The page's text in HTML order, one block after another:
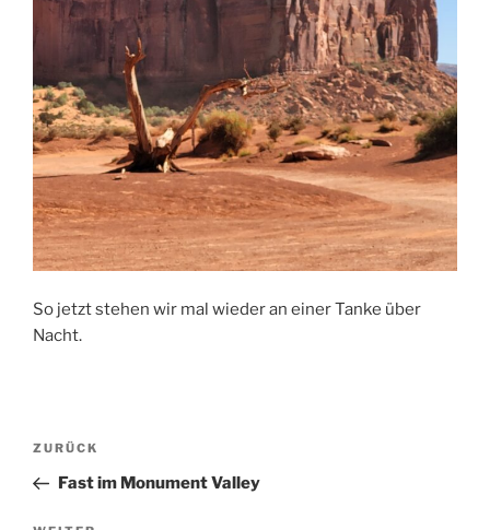
So jetzt stehen wir mal wieder an einer Tanke über
Nacht.
Beitragsnavigation
Vorheriger
Beitrag
ZURÜCK
Fast im Monument Valley